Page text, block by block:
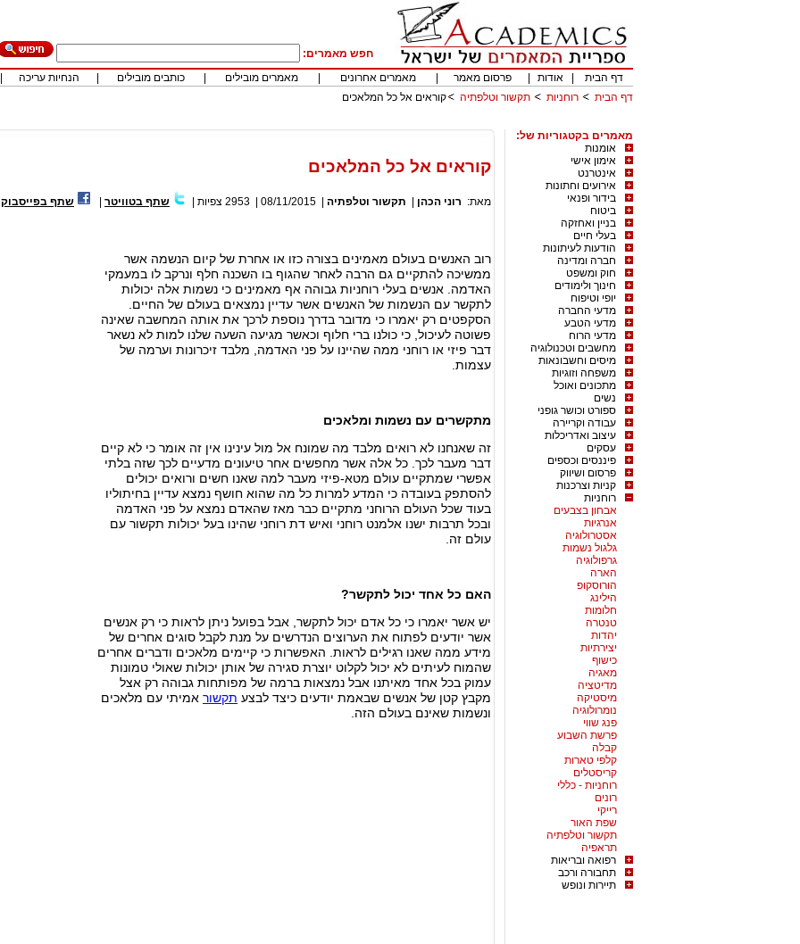
חפש מאמרים:
דף הבית
אודות פרסום מאמר מאמרים אחרונים מאמרים מובילים כותבים מובילים הנחיות עריכה
דף הבית
רוחניות תקשור וטלפתיה קוראים אל כל המלאכים
מאמרים בקטגוריות של:
אומנות
אימון אישי
אינטרנט
אירועים וחתונות
בידור ופנאי
ביטוח
בניין ואחזקה
בעלי חיים
הודעות לעיתונות
חברה ומדינה
חוק ומשפט
חינוך ולימודים
יופי וטיפוח
מדעי החברה
מדעי הטבע
מדעי הרוח
מחשבים וטכנולוגיה
מיסים וחשבונאות
משפחה וזוגיות
מתכונים ואוכל
נשים
ספורט וכושר גופני
עבודה וקריירה
עיצוב ואדריכלות
עסקים
פיננסים וכספים
פרסום ושיווק
קניות וצרכנות
רוחניות
אבחון בצבעים
אנרגיות
אסטרולוגיה
גלגול נשמות
גרפולוגיה
הארה
הורוסקופ
הילינג
חלומות
טנטרה
יהדות
יצירתיות
כישוף
מאגיה
מדיטציה
מיסטיקה
נומרולוגיה
פנג שווי
פרשת השבוע
קבלה
קלפי טארות
קריסטלים
רוחניות - כללי
רונים
רייקי
שפת האור
תקשור וטלפתיה
תראפיה
רפואה ובריאות
תחבורה ורכב
תיירות ונופש
קוראים אל כל המלאכים
מאת: רוני הכהן תקשור וטלפתיה 08/11/2015
2953 צפיות שתף בטוויטר שתף בפייסבוק
רוב האנשים בעולם מאמינים בצורה כזו או אחרת של קיום הנשמה אשר
ממשיכה להתקיים גם הרבה לאחר שהגוף בו השכנה חלף ונרקב לו במעמקי
האדמה. אנשים בעלי רוחניות גבוהה אף מאמינים כי נשמות אלה יכולות
לתקשר עם הנשמות של האנשים אשר עדיין נמצאים בעולם של החיים.
הסקפטים רק יאמרו כי מדובר בדרך נוספת לרכך את אותה המחשבה שאינה
פשוטה לעיכול, כי כולנו ברי חלוף וכאשר מגיעה השעה שלנו למות לא נשאר
דבר פיזי או רוחני ממה שהיינו על פני האדמה, מלבד זיכרונות וערמה של
עצמות.
מתקשרים עם נשמות ומלאכים
זה שאנחנו לא רואים מלבד מה שמונח אל מול עינינו אין זה אומר כי לא קיים
דבר מעבר לכך. כל אלה אשר מחפשים אחר טיעונים מדעיים לכך שזה בלתי
אפשרי שמתקיים עולם מטא-פיזי מעבר למה שאנו חשים ורואים יכולים
להסתפק בעובדה כי המדע למרות כל מה שהוא חושף נמצא עדיין בחיתוליו
בעוד שכל העולם הרוחני מתקיים כבר מאז שהאדם נמצא על פני האדמה
ובכל תרבות ישנו אלמנט רוחני ואיש דת רוחני שהינו בעל יכולות תקשור עם
עולם זה.
האם כל אחד יכול לתקשר?
יש אשר יאמרו כי כל אדם יכול לתקשר, אבל בפועל ניתן לראות כי רק אנשים
אשר יודעים לפתוח את הערוצים הנדרשים על מנת לקבל סוגים אחרים של
מידע ממה שאנו רגילים לראות. האפשרות כי קיימים מלאכים ודברים אחרים
שהמוח לעיתים לא יכול לקלוט יוצרת סגירה של אותן יכולות שאולי טמונות
עמוק בכל אחד מאיתנו אבל נמצאות ברמה של מפותחות גבוהה רק אצל
מקבץ קטן של אנשים שבאמת יודעים כיצד לבצע תקשור אמיתי עם מלאכים
ונשמות שאינם בעולם הזה.